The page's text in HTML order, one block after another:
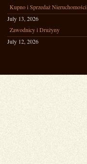
Kupno i Sprzedaż Nieruchomości
July 13, 2026
Zawodnicy i Drużyny
July 12, 2026